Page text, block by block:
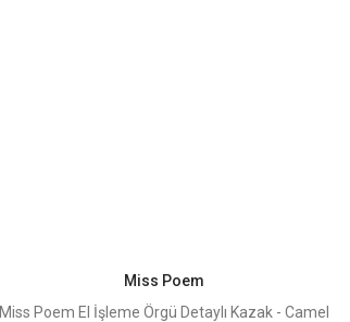
Miss Poem
Miss Poem El İşleme Örgü Detaylı Kazak - Camel